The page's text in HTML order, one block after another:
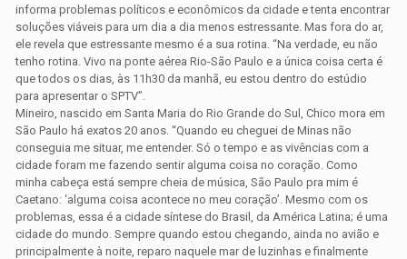
informa problemas políticos e econômicos da cidade e tenta encontrar
soluções viáveis para um dia a dia menos estressante. Mas fora do ar,
ele revela que estressante mesmo é a sua rotina. “Na verdade, eu não
tenho rotina. Vivo na ponte aérea Rio-São Paulo e a única coisa certa é
que todos os dias, às 11h30 da manhã, eu estou dentro do estúdio
para apresentar o SPTV”.
Mineiro, nascido em Santa Maria do Rio Grande do Sul, Chico mora em
São Paulo há exatos 20 anos. “Quando eu cheguei de Minas não
conseguia me situar, me entender. Só o tempo e as vivências com a
cidade foram me fazendo sentir alguma coisa no coração. Como
minha cabeça está sempre cheia de música, São Paulo pra mim é
Caetano: ‘alguma coisa acontece no meu coração’. Mesmo com os
problemas, essa é a cidade síntese do Brasil, da América Latina; é uma
cidade do mundo. Sempre quando estou chegando, ainda no avião e
principalmente à noite, reparo naquele mar de luzinhas e finalmente